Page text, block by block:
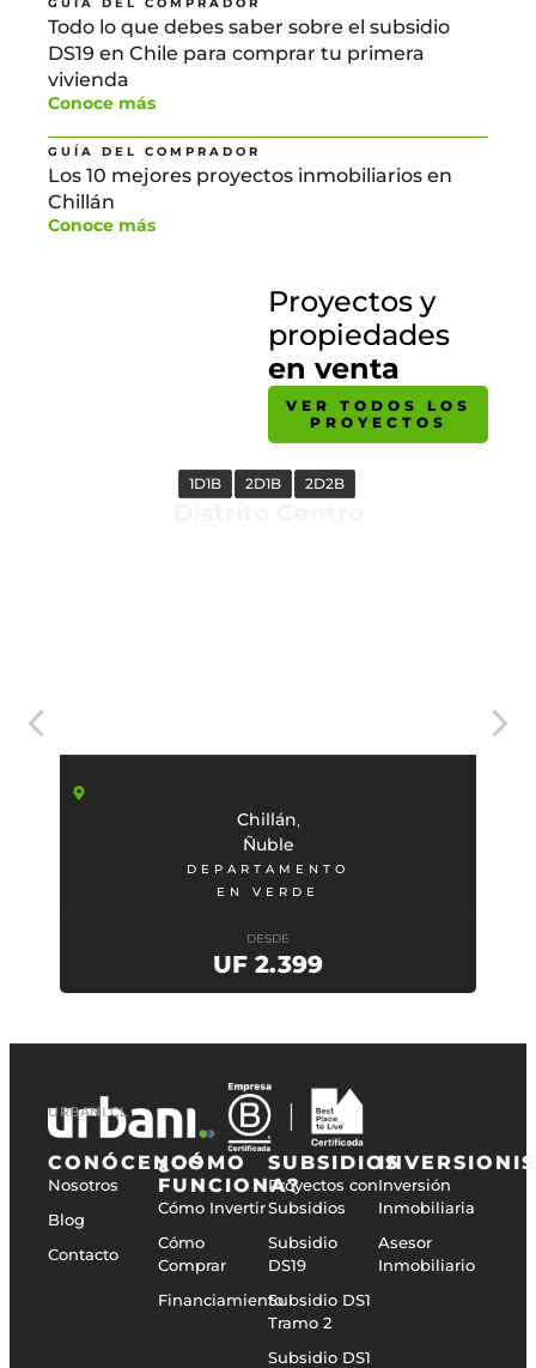
Todo lo que debes saber sobre el subsidio
DS19 en Chile para comprar tu primera
vivienda
Conoce más
GUÍA DEL COMPRADOR
Los 10 mejores proyectos inmobiliarios en
Chillán
Conoce más
Proyectos y
propiedades
en venta
VER TODOS LOS
PROYECTOS
1D1B 2D1B 2D2B
Chillán,
Ñuble
DEPARTAMENTO
EN VERDE
DESDE
UF 2.399
URBANI.CL
CONÓCENOS
Nosotros
Blog
Contacto
¿CÓMO
FUNCIONA?
Cómo Invertir
Cómo
Comprar
Financiamiento
SUBSIDIOS
Proyectos con
Subsidios
Subsidio
DS19
Subsidio DS1
Tramo 2
Subsidio DS1
Inversión
Inmobiliaria
Asesor
Inmobiliario